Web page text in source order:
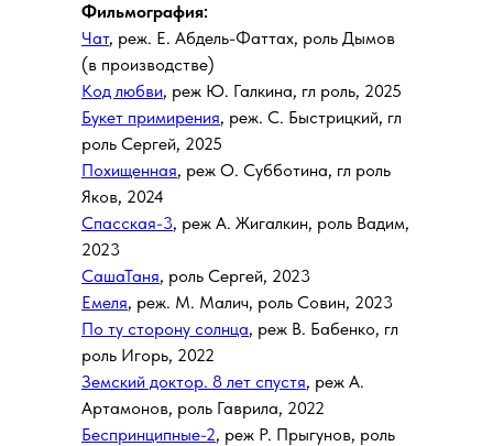
Фильмография:
Чат, реж. Е. Абдель-Фаттах, роль Дымов
(в производстве)
Код любви, реж Ю. Галкина, гл роль, 2025
Букет примирения, реж. С. Быстрицкий, гл
роль Сергей, 2025
Похищенная, реж О. Субботина, гл роль
Яков, 2024
Спасская-3, реж А. Жигалкин, роль Вадим,
2023
СашаТаня, роль Сергей, 2023
Емеля, реж. М. Малич, роль Совин, 2023
По ту сторону солнца, реж В. Бабенко, гл
роль Игорь, 2022
Земский доктор. 8 лет спустя, реж А.
Артамонов, роль Гаврила, 2022
Беспринципные-2, реж Р. Прыгунов, роль